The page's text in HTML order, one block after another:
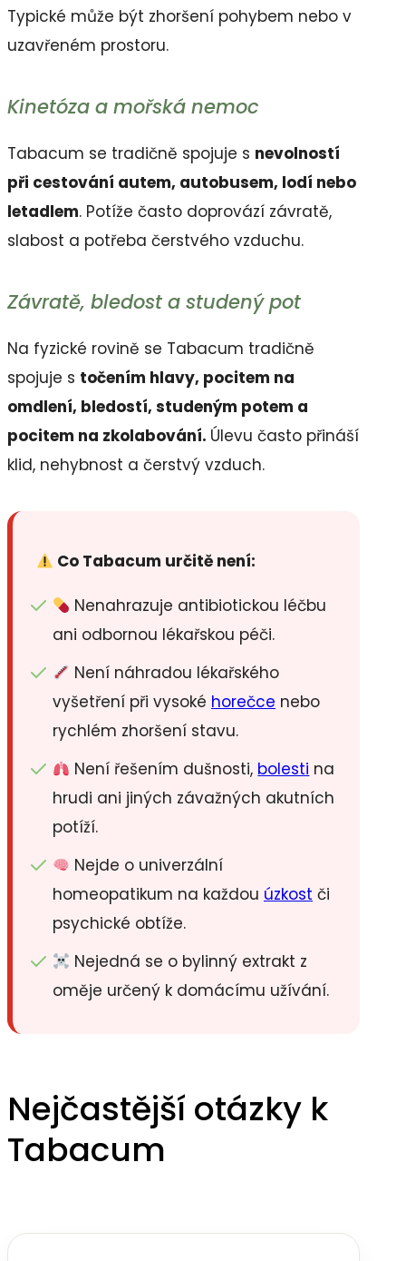
Typické může být zhoršení pohybem nebo v
uzavřeném prostoru.
Kinetóza a mořská nemoc
Tabacum se tradičně spojuje s nevolností
při cestování autem, autobusem, lodí nebo
letadlem. Potíže často doprovází závratě,
slabost a potřeba čerstvého vzduchu.
Závratě, bledost a studený pot
Na fyzické rovině se Tabacum tradičně
spojuje s točením hlavy, pocitem na
omdlení, bledostí, studeným potem a
pocitem na zkolabování. Úlevu často přináší
klid, nehybnost a čerstvý vzduch.
Co Tabacum určitě není:
Nenahrazuje antibiotickou léčbu
ani odbornou lékařskou péči.
Není náhradou lékařského
vyšetření při vysoké horečce nebo
rychlém zhoršení stavu.
Není řešením dušnosti, bolesti na
hrudi ani jiných závažných akutních
potíží.
Nejde o univerzální
homeopatikum na každou úzkost či
psychické obtíže.
Nejedná se o bylinný extrakt z
oměje určený k domácímu užívání.
Nejčastější otázky k
Tabacum